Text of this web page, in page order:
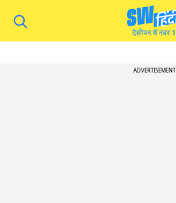
ADVERTISEMENT